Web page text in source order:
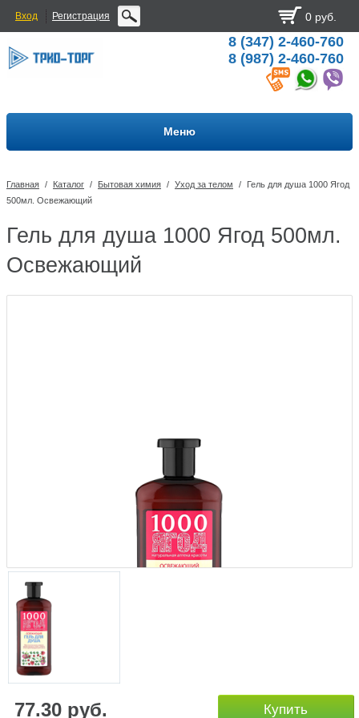
Вход Регистрация 0 руб.
8 (347) 2-460-760
8 (987) 2-460-760
Меню
Главная / Каталог / Бытовая химия / Уход за телом /
Гель для душа 1000 Ягод
500мл. Освежающий
Гель для душа 1000 Ягод 500мл.
Освежающий
77.30 руб. Купить